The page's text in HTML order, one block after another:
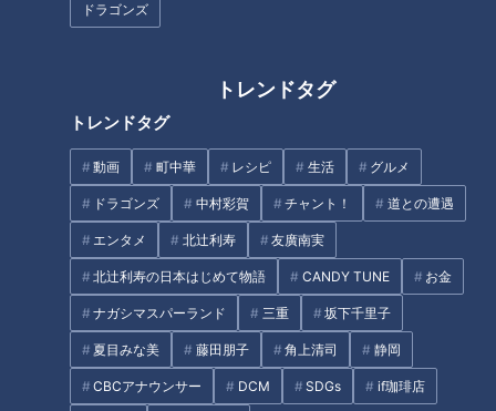
ドラゴンズ
トレンドタグ
トレンドタグ
動画 町中華 レシピ 生活 グルメ
ドラゴンズ 中村彩賀 チャント！ 道との遭遇
エンタメ 北辻利寿 友廣南実
北辻利寿の日本はじめて物語 CANDY TUNE お金
ナガシマスパーランド 三重 坂下千里子
夏目みな美 藤田朋子 角上清司 静岡
CBCアナウンサー DCM SDGs if珈琲店
【四国一周】軽トラ女子三田が
松山から下道で一周！グルメ＆
絶景ドライブ⑮
の橋！？愛知県にある“構造美に
優れた橋”を巡る旅
「すごく弾力がある！」自分で
釣った新鮮な“鳴門鯛”のお造り
に感激！グラビアアイドル・三
【大阪】77年ぶりに発見！明治
時代に造られた幻の鉄道トンネ
ル！？